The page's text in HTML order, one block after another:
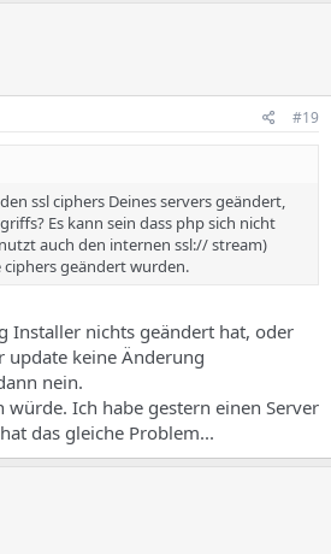
#19
ssl ciphers Deines servers geändert,
Es kann sein dass php sich nicht
auch den internen ssl:// stream)
geändert wurden.
Installer nichts geändert hat, oder
update keine Änderung
nein.
Ich habe gestern einen Server
das gleiche Problem...